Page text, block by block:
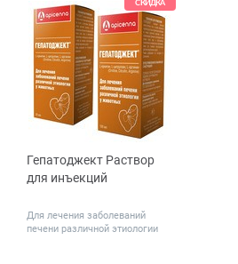
СКИДКА
Гепатоджект Раствор
для инъекций
Для лечения заболеваний
печени различной этиологии